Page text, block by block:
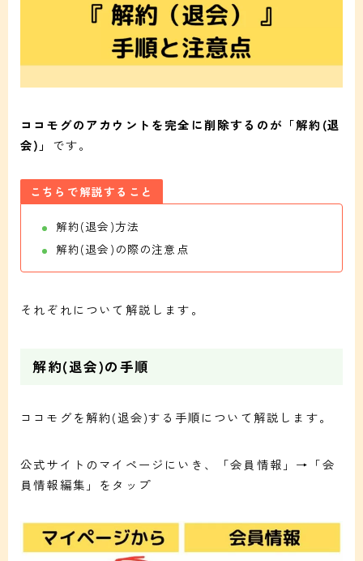
ココモグのアカウントを完全に削除するのが「解約(退
会)」 です。
こちらで解説すること
解約(退会)方法
解約(退会)の際の注意点
それぞれについて解説します。
解約(退会)の手順
ココモグを解約(退会)する手順について解説します。
公式サイトのマイページにいき、「会員情報」→「会
員情報編集」をタップ